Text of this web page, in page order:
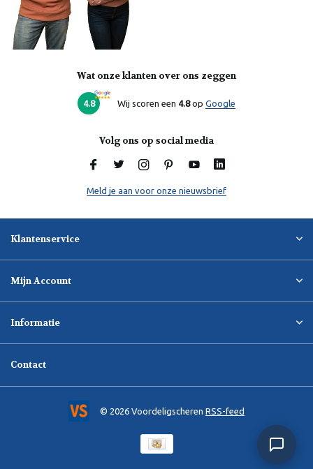
Wat onze klanten over ons zeggen
4.8 Wij scoren een 4.8op Google
Volg ons op social media
Meld je aan voor onze nieuwsbrief
Klantenservice
Mijn Account
Informatie
Contact
© 2026 Voordeligscheren RSS-feed
Online